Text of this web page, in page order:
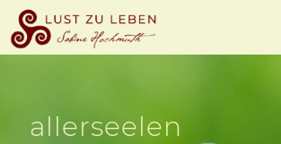
allerseelen